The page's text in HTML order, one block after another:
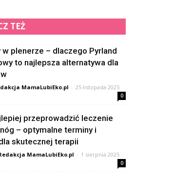
TEŻ
w plenerze – dlaczego Pyrland
to najlepsza alternatywa dla
MamaLubiEko.pl - 25 listopada 2025
0
przeprowadzić leczenie
– optymalne terminy i
skutecznej terapii
MamaLubiEko.pl - 1 sierpnia 2025
0